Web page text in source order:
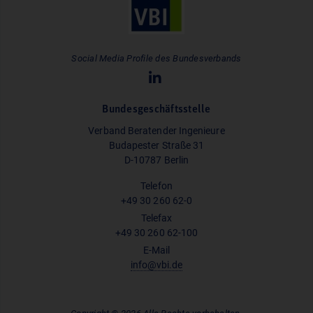
Social Media Profile des Bundesverbands
Bundesgeschäftsstelle
Verband Beratender Ingenieure
Budapester Straße 31
D-10787 Berlin
Telefon
+49 30 260 62-0
Telefax
+49 30 260 62-100
E-Mail
info@vbi.de